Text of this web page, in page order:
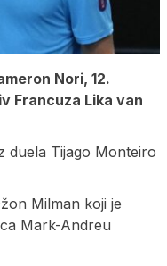
Nori, 12.
Francuza Lika van
duela Tijago Monteiro
Milman koji je
Mark-Andreu